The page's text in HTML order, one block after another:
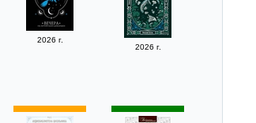
2026 г.
2026 г.